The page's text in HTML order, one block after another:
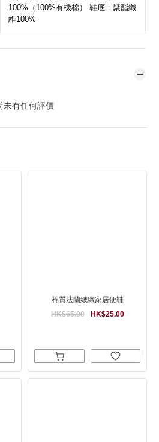
100%（100%有機棉） 鞋底：聚酯纖
維100%
未有任何評價
棉質法蘭絨織家居便鞋
HK$25.00
HK$65.00